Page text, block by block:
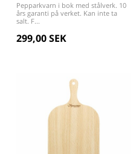
Pepparkvarn i bok med stålverk. 10
års garanti på verket. Kan inte ta
salt. F...
299,00 SEK